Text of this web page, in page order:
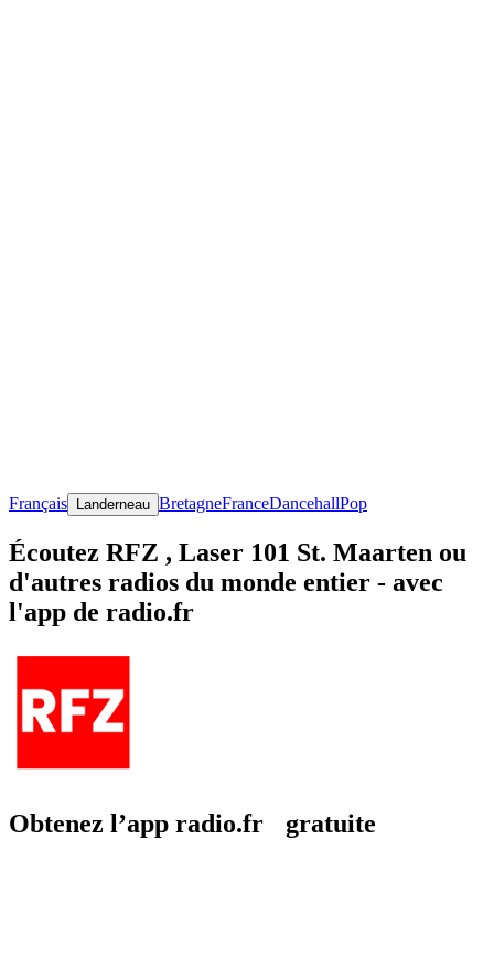
Français Landerneau BretagneFranceDancehallPop
Écoutez RFZ , Laser 101 St. Maarten ou
d'autres radios du monde entier - avec
l'app de radio.fr
Obtenez l’app radio.fr gratuite